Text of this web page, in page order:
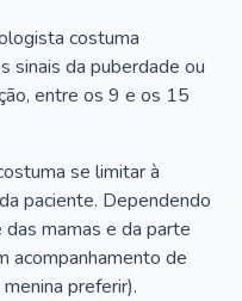
costuma
sinais da puberdade ou
entre os 9 e os 15
se limitar à
paciente. Dependendo
mamas e da parte
acompanhamento de
preferir).